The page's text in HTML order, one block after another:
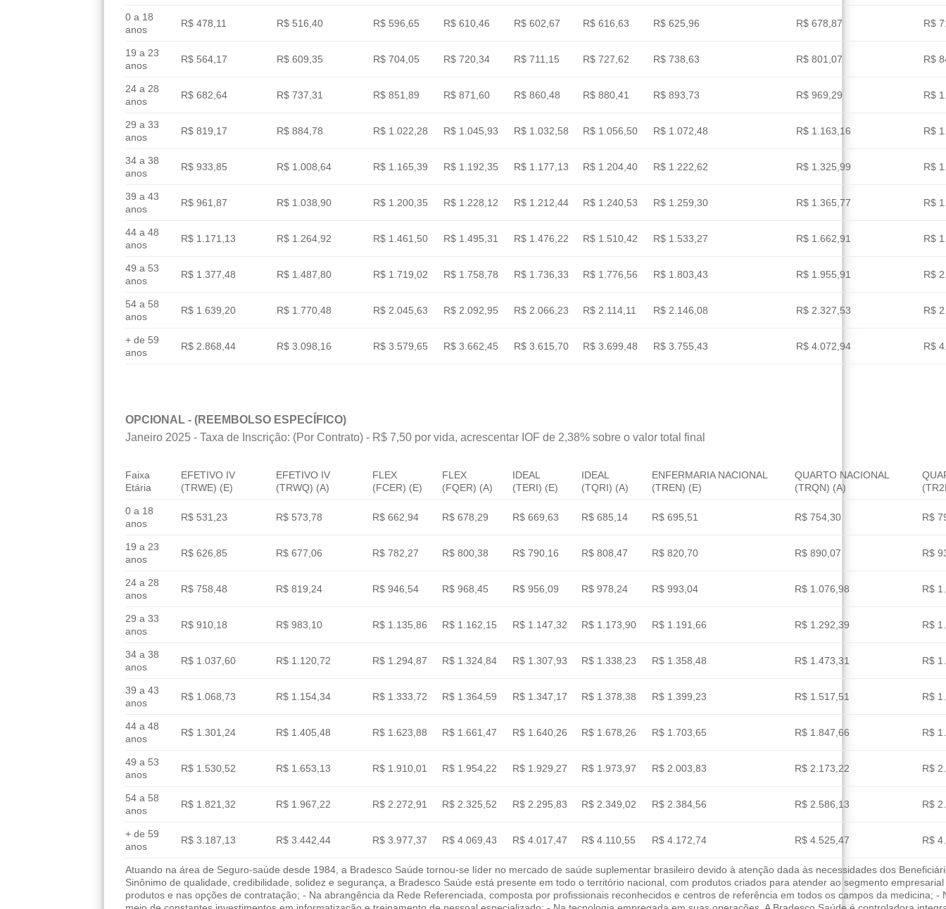
0 a 18
anos
R$ 478,11 R$ 516,40 R$ 596,65 R$ 610,46 R$ 602,67 R$ 616,63 R$ 625,96 R$ 678,87 R$
19 a 23
anos
R$ 564,17 R$ 609,35 R$ 704,05 R$ 720,34 R$ 711,15 R$ 727,62 R$ 738,63 R$ 801,07 R$
24 a 28
anos
R$ 682,64 R$ 737,31 R$ 851,89 R$ 871,60 R$ 860,48 R$ 880,41 R$ 893,73 R$ 969,29 R$
29 a 33
anos
R$ 819,17 R$ 884,78 R$ 1.022,28 R$ 1.045,93 R$ 1.032,58 R$ 1.056,50 R$ 1.072,48 R$ 1.163,16 R$
34 a 38
anos
R$ 933,85 R$ 1.008,64 R$ 1.165,39 R$ 1.192,35 R$ 1.177,13 R$ 1.204,40 R$ 1.222,62 R$ 1.325,99 R$
39 a 43
anos
R$ 961,87 R$ 1.038,90 R$ 1.200,35 R$ 1.228,12 R$ 1.212,44 R$ 1.240,53 R$ 1.259,30 R$ 1.365,77 R$
44 a 48
anos
R$ 1.171,13 R$ 1.264,92 R$ 1.461,50 R$ 1.495,31 R$ 1.476,22 R$ 1.510,42 R$ 1.533,27 R$ 1.662,91 R$
49 a 53
anos
R$ 1.377,48 R$ 1.487,80 R$ 1.719,02 R$ 1.758,78 R$ 1.736,33 R$ 1.776,56 R$ 1.803,43 R$ 1.955,91 R$
54 a 58
anos
R$ 1.639,20 R$ 1.770,48 R$ 2.045,63 R$ 2.092,95 R$ 2.066,23 R$ 2.114,11 R$ 2.146,08 R$ 2.327,53 R$
+ de 59
anos
R$ 2.868,44 R$ 3.098,16 R$ 3.579,65 R$ 3.662,45 R$ 3.615,70 R$ 3.699,48 R$ 3.755,43 R$ 4.072,94 R$
OPCIONAL - (REEMBOLSO ESPECÍFICO)
Janeiro 2025 - Taxa de Inscrição: (Por Contrato) - R$ 7,50 por vida, acrescentar IOF de 2,38% sobre o valor total final
Faixa
Etária
EFETIVO IV
(TRWE) (E)
EFETIVO IV
(TRWQ) (A)
FLEX
(FCER) (E)
FLEX
(FQER) (A)
IDEAL
(TERI) (E)
IDEAL
(TQRI) (A)
ENFERMARIA NACIONAL
(TREN) (E)
QUARTO NACIONAL
(TRQN) (A)
0 a 18
anos
R$ 531,23 R$ 573,78 R$ 662,94 R$ 678,29 R$ 669,63 R$ 685,14 R$ 695,51 R$ 754,30 R$
19 a 23
anos
R$ 626,85 R$ 677,06 R$ 782,27 R$ 800,38 R$ 790,16 R$ 808,47 R$ 820,70 R$ 890,07 R$
24 a 28
anos
R$ 758,48 R$ 819,24 R$ 946,54 R$ 968,45 R$ 956,09 R$ 978,24 R$ 993,04 R$ 1.076,98 R$
29 a 33
anos
R$ 910,18 R$ 983,10 R$ 1.135,86 R$ 1.162,15 R$ 1.147,32 R$ 1.173,90 R$ 1.191,66 R$ 1.292,39 R$
34 a 38
anos
R$ 1.037,60 R$ 1.120,72 R$ 1.294,87 R$ 1.324,84 R$ 1.307,93 R$ 1.338,23 R$ 1.358,48 R$ 1.473,31 R$
39 a 43
anos
R$ 1.068,73 R$ 1.154,34 R$ 1.333,72 R$ 1.364,59 R$ 1.347,17 R$ 1.378,38 R$ 1.399,23 R$ 1.517,51 R$
44 a 48
anos
R$ 1.301,24 R$ 1.405,48 R$ 1.623,88 R$ 1.661,47 R$ 1.640,26 R$ 1.678,26 R$ 1.703,65 R$ 1.847,66 R$
49 a 53
anos
R$ 1.530,52 R$ 1.653,13 R$ 1.910,01 R$ 1.954,22 R$ 1.929,27 R$ 1.973,97 R$ 2.003,83 R$ 2.173,22 R$
54 a 58
anos
R$ 1.821,32 R$ 1.967,22 R$ 2.272,91 R$ 2.325,52 R$ 2.295,83 R$ 2.349,02 R$ 2.384,56 R$ 2.586,13 R$
+ de 59
anos
R$ 3.187,13 R$ 3.442,44 R$ 3.977,37 R$ 4.069,43 R$ 4.017,47 R$ 4.110,55 R$ 4.172,74 R$ 4.525,47 R$
Atuando na área de Seguro-saúde desde 1984, a Bradesco Saúde tornou-se líder no mercado de saúde suplementar brasileiro devido à atenção dada às necessidades dos
Sinônimo de qualidade, credibilidade, solidez e segurança, a Bradesco Saúde está presente em todo o território nacional, com produtos criados para atender ao segmento
produtos e nas opções de contratação; - Na abrangência da Rede Referenciada, composta por profissionais reconhecidos e centros de referência em todos os campos da medicina;